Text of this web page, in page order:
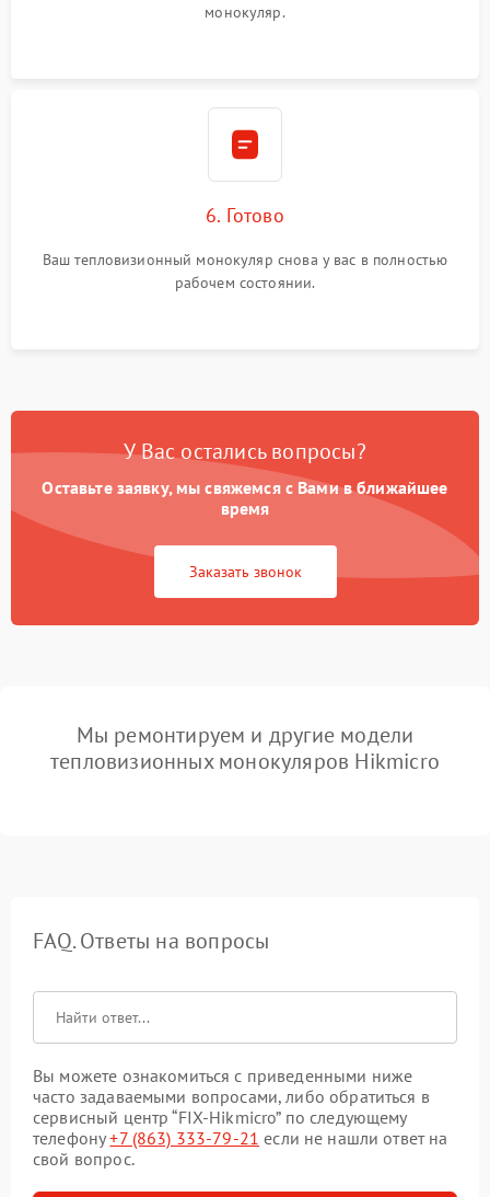
монокуляр.
6. Готово
Ваш тепловизионный монокуляр снова у вас в полностью
рабочем состоянии.
У Вас остались вопросы?
Оставьте заявку, мы свяжемся с Вами в ближайшее
время
Заказать звонок
Мы ремонтируем и другие модели
тепловизионных монокуляров Hikmicro
FAQ. Ответы на вопросы
Вы можете ознакомиться с приведенными ниже
часто задаваемыми вопросами, либо обратиться в
сервисный центр “FIX-Hikmicro” по следующему
телефону+7 (863) 333-79-21 если не нашли ответ на
свой вопрос.